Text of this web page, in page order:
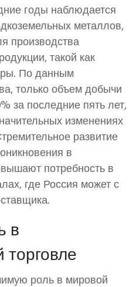
годы наблюдается
металлов,
производства
такой как
По данным
только объем добычи
за последние пять лет,
изменениях
развитие
в
потребность в
где Россия может с
в
роль в мировой